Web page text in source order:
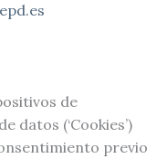
de
datos (‘Cookies’)
previo